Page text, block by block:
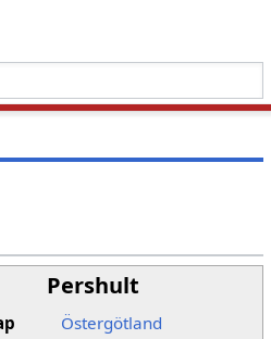
Pershult
Östergötland